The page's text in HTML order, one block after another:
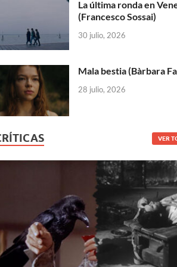
La última ronda en
(Francesco Sossai)
30 julio, 2026
Mala bestia (Bàrbara
28 julio, 2026
VER